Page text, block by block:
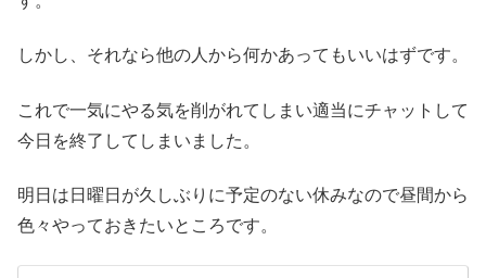
しかし、それなら他の人から何かあってもいいはずです。
これで一気にやる気を削がれてしまい適当にチャットして
今日を終了してしまいました。
明日は日曜日が久しぶりに予定のない休みなので昼間から
色々やっておきたいところです。